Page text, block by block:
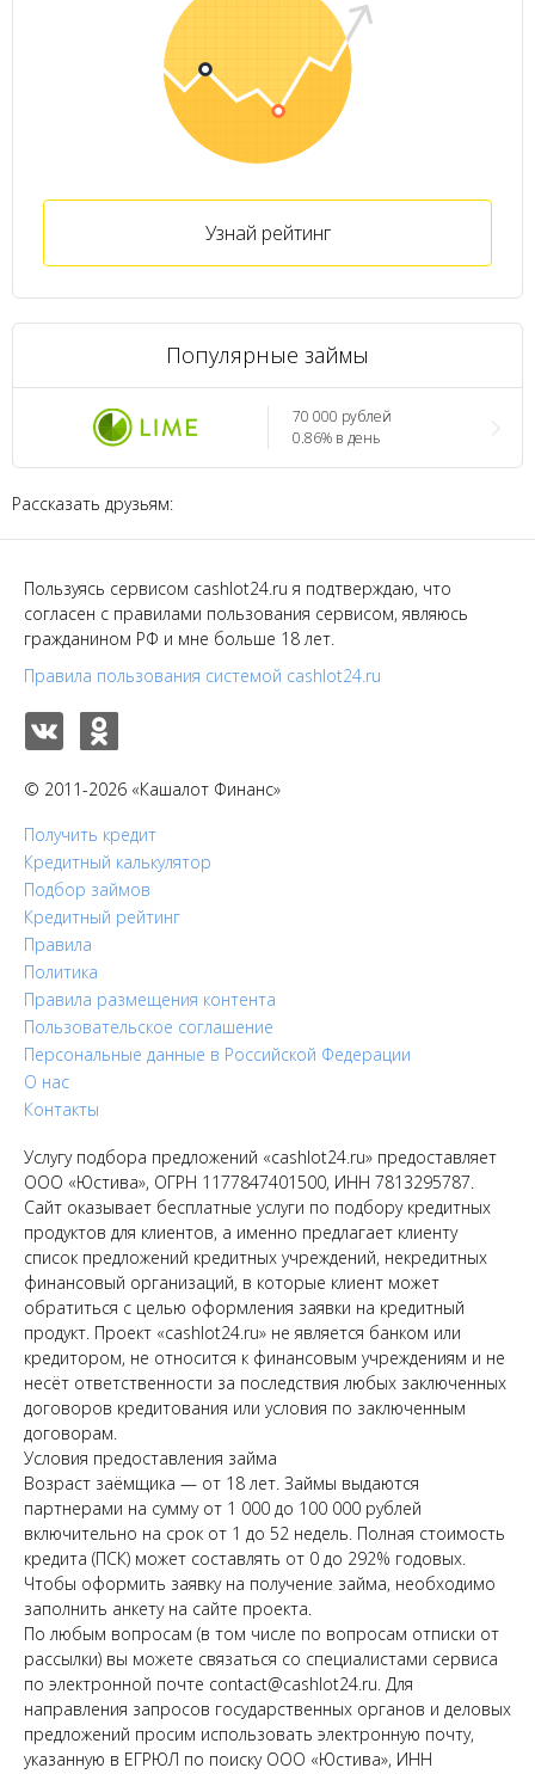
Узнай рейтинг
Популярные займы
70 000 рублей
0.86% в день
Рассказать друзьям:
Пользуясь сервисом cashlot24.ru я подтверждаю, что
согласен с правилами пользования сервисом, являюсь
гражданином РФ и мне больше 18 лет.
Правила пользования системой cashlot24.ru
© 2011-2026 «Кашалот Финанс»
Получить кредит
Кредитный калькулятор
Подбор займов
Кредитный рейтинг
Правила
Политика
Правила размещения контента
Пользовательское соглашение
Персональные данные в Российской Федерации
О нас
Контакты
Услугу подбора предложений «cashlot24.ru» предоставляет
ООО «Юстива», ОГРН 1177847401500, ИНН 7813295787.
Сайт оказывает бесплатные услуги по подбору кредитных
продуктов для клиентов, а именно предлагает клиенту
список предложений кредитных учреждений, некредитных
финансовый организаций, в которые клиент может
обратиться с целью оформления заявки на кредитный
продукт. Проект «cashlot24.ru» не является банком или
кредитором, не относится к финансовым учреждениям и не
несёт ответственности за последствия любых заключенных
договоров кредитования или условия по заключенным
договорам.
Условия предоставления займа
Возраст заёмщика — от 18 лет. Займы выдаются
партнерами на сумму от 1 000 до 100 000 рублей
включительно на срок от 1 до 52 недель. Полная стоимость
кредита (ПСК) может составлять от 0 до 292% годовых.
Чтобы оформить заявку на получение займа, необходимо
заполнить анкету на сайте проекта.
По любым вопросам (в том числе по вопросам отписки от
рассылки) вы можете связаться со специалистами сервиса
по электронной почте contact@cashlot24.ru. Для
направления запросов государственных органов и деловых
предложений просим использовать электронную почту,
указанную в ЕГРЮЛ по поиску ООО «Юстива», ИНН